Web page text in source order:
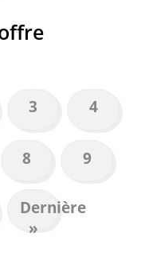
Page
3 Page
4
Page
8 Page
9
Dernière
page
Dernière
»